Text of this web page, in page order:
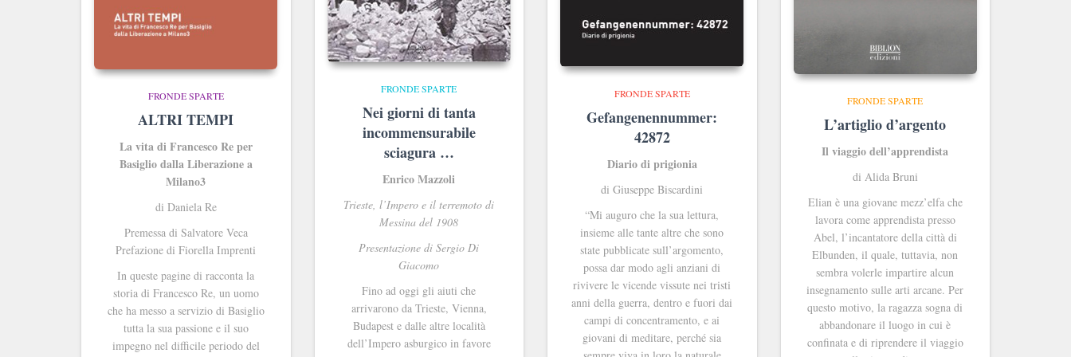
FRONDE SPARTE
ALTRI TEMPI
La vita di Francesco Re per
Basiglio dalla Liberazione a
Milano3
di Daniela Re
Premessa di Salvatore Veca
Prefazione di Fiorella Imprenti
In queste pagine di racconta la
storia di Francesco Re, un uomo
che ha messo a servizio di Basiglio
tutta la sua passione e il suo
impegno nel difficile periodo del
FRONDE SPARTE
Nei giorni di tanta
incommensurabile
sciagura …
Enrico Mazzoli
Trieste, l’Impero e il terremoto di
Messina del 1908
Presentazione di Sergio Di
Giacomo
Fino ad oggi gli aiuti che
arrivarono da Trieste, Vienna,
Budapest e dalle altre località
dell’Impero asburgico in favore
FRONDE SPARTE
Gefangenennummer:
42872
Diario di prigionia
di Giuseppe Biscardini
“Mi auguro che la sua lettura,
insieme alle tante altre che sono
state pubblicate sull’argomento,
possa dar modo agli anziani di
rivivere le vicende vissute nei tristi
anni della guerra, dentro e fuori dai
campi di concentramento, e ai
giovani di meditare, perché sia
FRONDE SPARTE
L’artiglio d’argento
Il viaggio dell’apprendista
di Alida Bruni
Elian è una giovane mezz’elfa che
lavora come apprendista presso
Abel, l’incantatore della città di
Elbunden, il quale, tuttavia, non
sembra volerle impartire alcun
insegnamento sulle arti arcane. Per
questo motivo, la ragazza sogna di
abbandonare il luogo in cui è
confinata e di riprendere il viaggio